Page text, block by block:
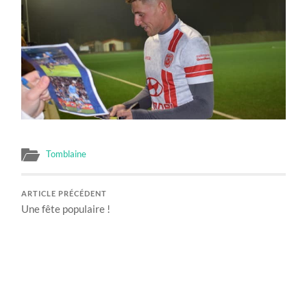
Tomblaine
ARTICLE PRÉCÉDENT
Une fête populaire !